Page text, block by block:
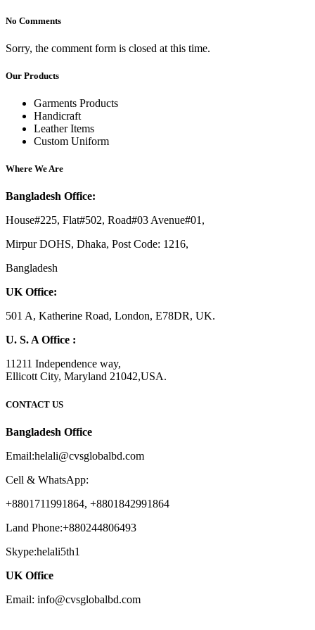
No Comments
Sorry, the comment form is closed at this time.
Our Products
Garments Products
Handicraft
Leather Items
Custom Uniform
Where We Are
Bangladesh Office:
House#225, Flat#502, Road#03 Avenue#01,
Mirpur DOHS, Dhaka, Post Code: 1216,
Bangladesh
UK Office:
501 A, Katherine Road, London, E78DR, UK.
U. S. A Office :
11211 Independence way,
Ellicott City, Maryland 21042,USA.
CONTACT US
Bangladesh Office
Email:helali@cvsglobalbd.com
Cell & WhatsApp:
+8801711991864, +8801842991864
Land Phone:+880244806493
Skype:helali5th1
UK Office
Email: info@cvsglobalbd.com